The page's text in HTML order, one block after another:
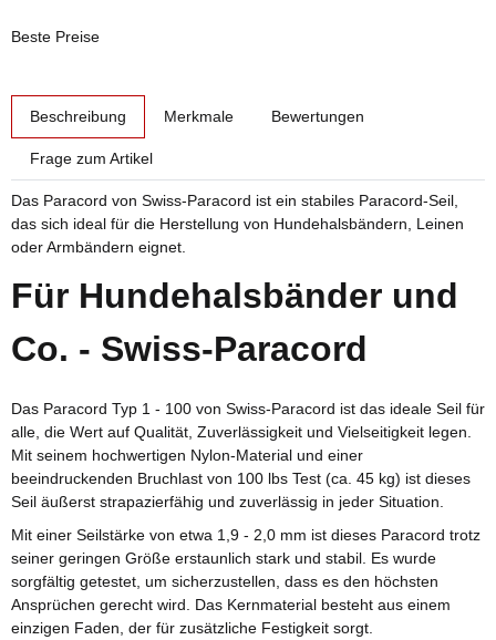
Beste Preise
Beschreibung Merkmale Bewertungen
Frage zum Artikel
Das Paracord von Swiss-Paracord ist ein stabiles Paracord-Seil,
das sich ideal für die Herstellung von Hundehalsbändern, Leinen
oder Armbändern eignet.
Für Hundehalsbänder und
Co. - Swiss-Paracord
Das Paracord Typ 1 - 100 von Swiss-Paracord ist das ideale Seil für
alle, die Wert auf Qualität, Zuverlässigkeit und Vielseitigkeit legen.
Mit seinem hochwertigen Nylon-Material und einer
beeindruckenden Bruchlast von 100 lbs Test (ca. 45 kg) ist dieses
Seil äußerst strapazierfähig und zuverlässig in jeder Situation.
Mit einer Seilstärke von etwa 1,9 - 2,0 mm ist dieses Paracord trotz
seiner geringen Größe erstaunlich stark und stabil. Es wurde
sorgfältig getestet, um sicherzustellen, dass es den höchsten
Ansprüchen gerecht wird. Das Kernmaterial besteht aus einem
einzigen Faden, der für zusätzliche Festigkeit sorgt.